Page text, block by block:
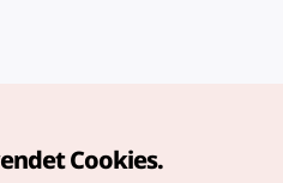
Cookies.